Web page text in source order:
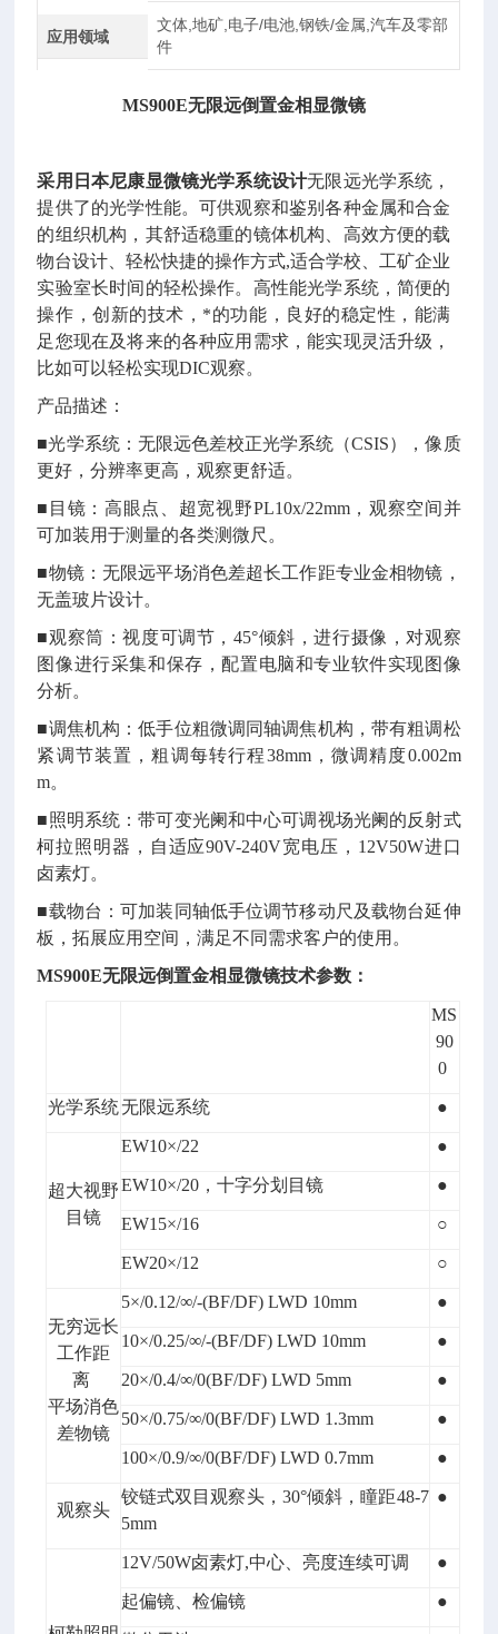
应用领域
文体,地矿,电子/电池,钢铁/金属,汽车及零部
件
MS900E无限远倒置金相显微镜
采用日本尼康显微镜光学系统设计无限远光学系统，
提供了的光学性能。可供观察和鉴别各种金属和合金
的组织机构，其舒适稳重的镜体机构、高效方便的载
物台设计、轻松快捷的操作方式,适合学校、工矿企业
实验室长时间的轻松操作。高性能光学系统，简便的
操作，创新的技术，*的功能，良好的稳定性，能满
足您现在及将来的各种应用需求，能实现灵活升级，
比如可以轻松实现DIC观察。
产品描述：
■光学系统：无限远色差校正光学系统（CSIS），像质
更好，分辨率更高，观察更舒适。
■目镜：高眼点、超宽视野PL10x/22mm，观察空间并
可加装用于测量的各类测微尺。
■物镜：无限远平场消色差超长工作距专业金相物镜，
无盖玻片设计。
■观察筒：视度可调节，45°倾斜，进行摄像，对观察
图像进行采集和保存，配置电脑和专业软件实现图像
分析。
■调焦机构：低手位粗微调同轴调焦机构，带有粗调松
紧调节装置，粗调每转行程38mm，微调精度0.002m
m。
■照明系统：带可变光阑和中心可调视场光阑的反射式
柯拉照明器，自适应90V-240V宽电压，12V50W进口
卤素灯。
■载物台：可加装同轴低手位调节移动尺及载物台延伸
板，拓展应用空间，满足不同需求客户的使用。
MS900E无限远倒置金相显微镜技术参数：
MS
90
0
光学系统无限远系统 ●
超大视野
目镜
EW10×/22 ●
EW10×/20，十字分划目镜 ●
EW15×/16 ○
EW20×/12 ○
无穷远长
工作距
离
平场消色
差物镜
5×/0.12/∞/-(BF/DF) LWD 10mm ●
10×/0.25/∞/-(BF/DF) LWD 10mm ●
20×/0.4/∞/0(BF/DF) LWD 5mm ●
50×/0.75/∞/0(BF/DF) LWD 1.3mm ●
100×/0.9/∞/0(BF/DF) LWD 0.7mm ●
观察头
铰链式双目观察头，30°倾斜，瞳距48-7
5mm
●
12V/50W卤素灯,中心、亮度连续可调 ●
起偏镜、检偏镜 ●